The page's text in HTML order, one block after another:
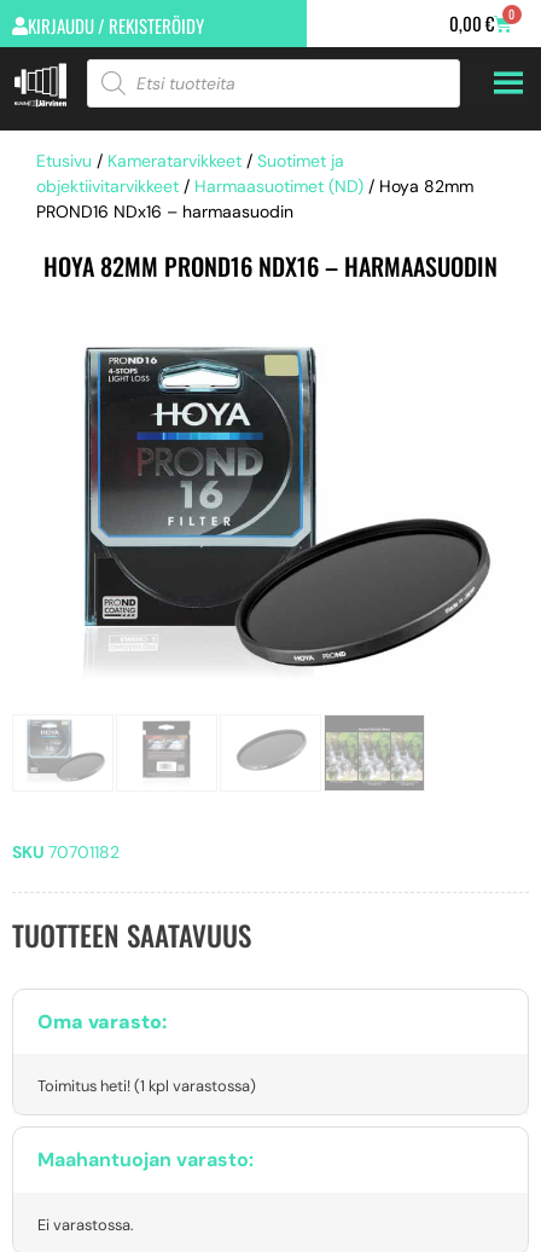
KIRJAUDU / REKISTERÖIDY 0,00€ 0
Etusivu / Kameratarvikkeet / Suotimet ja
objektiivitarvikkeet / Harmaasuotimet (ND) / Hoya 82mm
PROND16 NDx16 – harmaasuodin
HOYA 82MM PROND16 NDX16 – HARMAASUODIN
SKU 70701182
TUOTTEEN SAATAVUUS
Oma varasto:
Toimitus heti! (1 kpl varastossa)
Maahantuojan varasto:
Ei varastossa.